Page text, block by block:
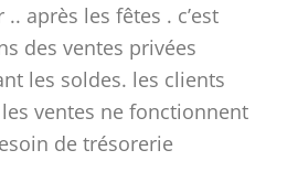
après les fêtes . c’est
des ventes privées
les soldes. les clients
ventes ne fonctionnent
de trésorerie